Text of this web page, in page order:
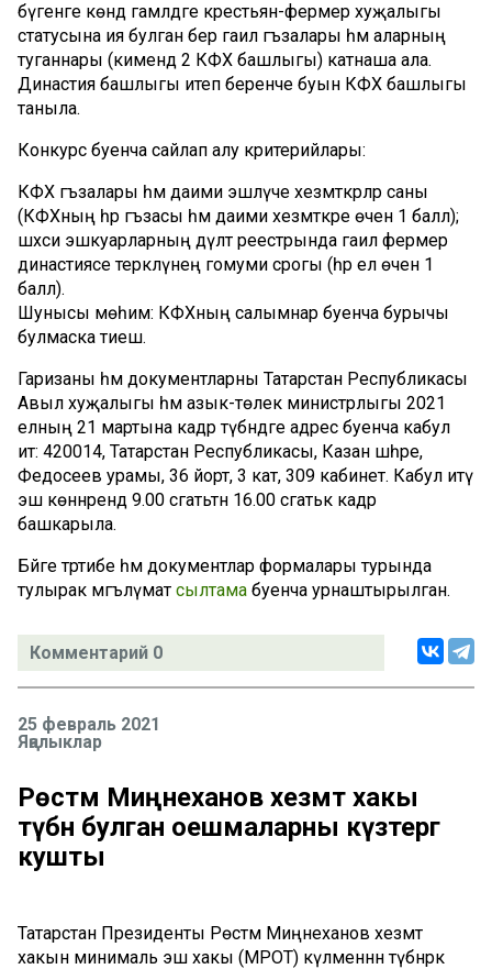
бүгенге көндә гамәлдәге крестьян-фермер хуҗалыгы
статусына ия булган бер гаилә әгъзалары һәм аларның
туганнары (кимендә 2 КФХ башлыгы) катнаша ала.
Династия башлыгы итеп беренче буын КФХ башлыгы
таныла.
Конкурс буенча сайлап алу критерийлары:
КФХ әгъзалары һәм даими эшләүче хезмәткәрләр саны
(КФХның һәр әгъзасы һәм даими хезмәткәре өчен 1 балл);
шәхси эшкуарларның дәүләт реестрында гаилә фермер
династиясе теркәлүнең гомуми срогы (һәр ел өчен 1
балл).
Шунысы мөһим: КФХның салымнар буенча бурычы
булмаска тиеш.
Гаризаны һәм документларны Татарстан Республикасы
Авыл хуҗалыгы һәм азык-төлек министрлыгы 2021
елның 21 мартына кадәр түбәндәге адрес буенча кабул
итә: 420014, Татарстан Республикасы, Казан шәһәре,
Федосеев урамы, 36 йорт, 3 кат, 309 кабинет. Кабул итү
эш көннәрендә 9.00 сәгатьтән 16.00 сәгатькә кадәр
башкарыла.
Бәйге тәртибе һәм документлар формалары турында
тулырак мәгълүмат сылтама буенча урнаштырылган.
Комментарий 0
25 февраль 2021
Яңалыклар
Рөстәм Миңнеханов хезмәт хакы
түбән булган оешмаларны күзәтергә
кушты
Татарстан Президенты Рөстәм Миңнеханов хезмәт
хакын минималь эш хакы (МРОТ) күләменнән түбәнрәк